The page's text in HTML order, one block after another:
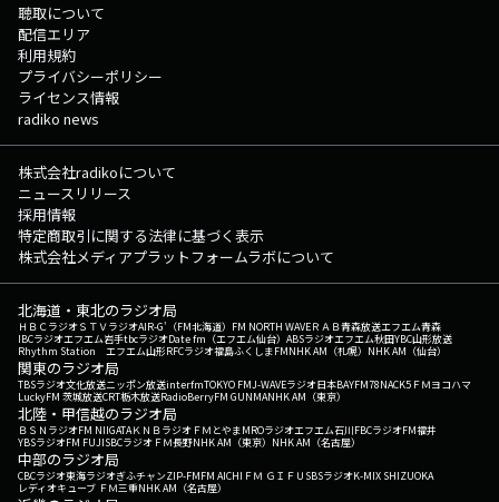
聴取について
配信エリア
利用規約
プライバシーポリシー
ライセンス情報
radiko news
株式会社radikoについて
ニュースリリース
採用情報
特定商取引に関する法律に基づく表示
株式会社メディアプラットフォームラボについて
北海道・東北のラジオ局
ＨＢＣラジオＳＴＶラジオAIR-G'（FM北海道） FM NORTH WAVEＲＡＢ青森放送エフエム青森
IBCラジオエフエム岩手tbcラジオDate fm（エフエム仙台） ABSラジオエフエム秋田YBC山形放送
Rhythm Station エフエム山形RFCラジオ福島ふくしまFMNHK AM（札幌） NHK AM（仙台）
関東のラジオ局
TBSラジオ文化放送ニッポン放送interfmTOKYO FMJ-WAVEラジオ日本BAYFM78NACK5 ＦＭヨコハマ
LuckyFM 茨城放送CRT栃木放送RadioBerryFM GUNMANHK AM（東京）
北陸・甲信越のラジオ局
ＢＳＮラジオFM NIIGATAＫＮＢラジオ ＦＭとやまMROラジオエフエム石川FBCラジオFM福井
YBSラジオFM FUJISBCラジオ ＦＭ長野NHK AM（東京） NHK AM（名古屋）
中部のラジオ局
CBCラジオ東海ラジオぎふチャンZIP-FMFM AICHI ＦＭ ＧＩＦＵ SBSラジオK-MIX SHIZUOKA
レディオキューブ ＦＭ三重NHK AM（名古屋）